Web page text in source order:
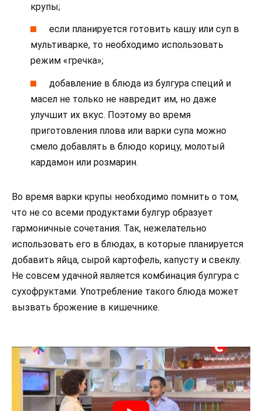
крупы;
если планируется готовить кашу или суп в
мультиварке, то необходимо использовать
режим «гречка»;
добавление в блюда из булгура специй и
масел не только не навредит им, но даже
улучшит их вкус. Поэтому во время
приготовления плова или варки супа можно
смело добавлять в блюдо корицу, молотый
кардамон или розмарин.
Во время варки крупы необходимо помнить о том,
что не со всеми продуктами булгур образует
гармоничные сочетания. Так, нежелательно
использовать его в блюдах, в которые планируется
добавить яйца, сырой картофель, капусту и свеклу.
Не совсем удачной является комбинация булгура с
сухофруктами. Употребление такого блюда может
вызвать брожение в кишечнике.